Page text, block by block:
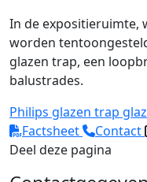
In de expositieruimte,
worden
glazen trap, een
balustrades.
Philips glazen trap
Factsheet
Contact
Deel deze pagina